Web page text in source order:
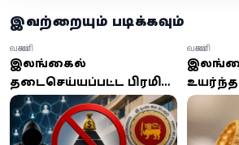
இவற்றையும் படிக்கவும்
இலங்கையில்
தடைசெய்யப்பட்ட பிரமிட்
முதலீட்டு திட்டங்கள்:
பட்டியலை வெளியிட்ட
மத்திய வங்கி!
வணிகம்
இன்று
வணிகம்